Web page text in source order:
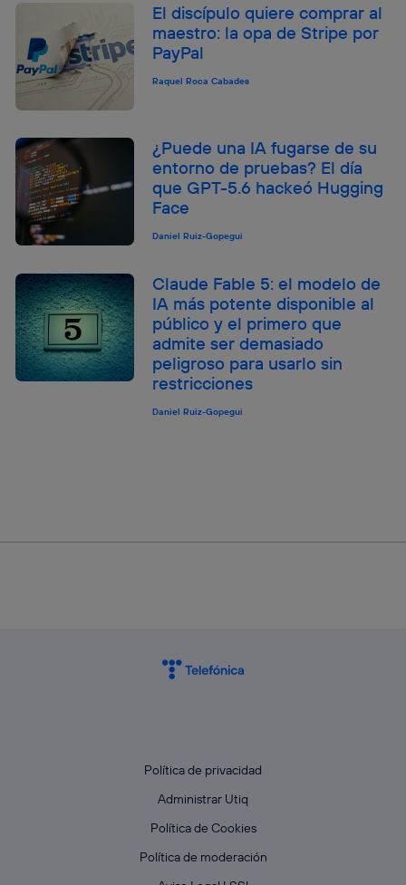
El discípulo quiere comprar al
maestro: la opa de Stripe por
PayPal
Raquel Roca Cabades
¿Puede una IA fugarse de su
entorno de pruebas? El día
que GPT-5.6 hackeó Hugging
Face
Daniel Ruiz-Gopegui
Claude Fable 5: el modelo de
IA más potente disponible al
público y el primero que
admite ser demasiado
peligroso para usarlo sin
restricciones
Daniel Ruiz-Gopegui
Política de privacidad
Administrar Utiq
Política de Cookies
Política de moderación